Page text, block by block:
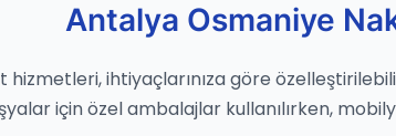
Antalya Osmaniye
ihtiyaçlarınıza göre
için özel ambalajlar kullanılırken,